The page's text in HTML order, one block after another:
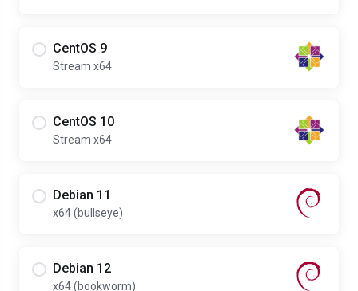
CentOS 9
Stream x64
CentOS 10
Stream x64
Debian 11
x64 (bullseye)
Debian 12
x64 (bookworm)